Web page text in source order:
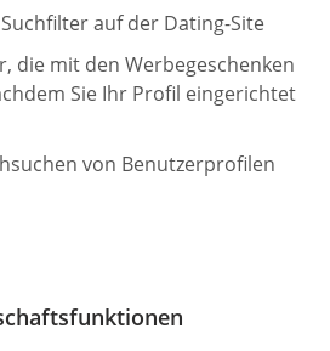
auf der Dating-Site
die mit den Werbegeschenken
Sie Ihr Profil eingerichtet
von Benutzerprofilen